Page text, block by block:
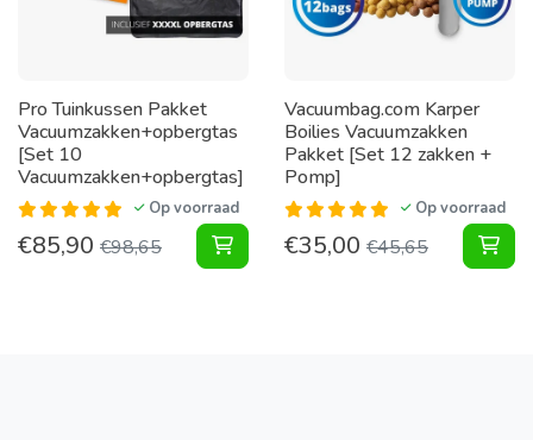
Pro Tuinkussen Pakket
Vacuumzakken+opbergtas
[Set 10
Vacuumzakken+opbergtas]
Op voorraad
€85,90 €98,65 Tuinkussen Pakket
Vacuumbag.com Karper
Boilies Vacuumzakken
Pakket [Set 12 zakken +
Pomp]
Op voorraad
€35,00 €45,65